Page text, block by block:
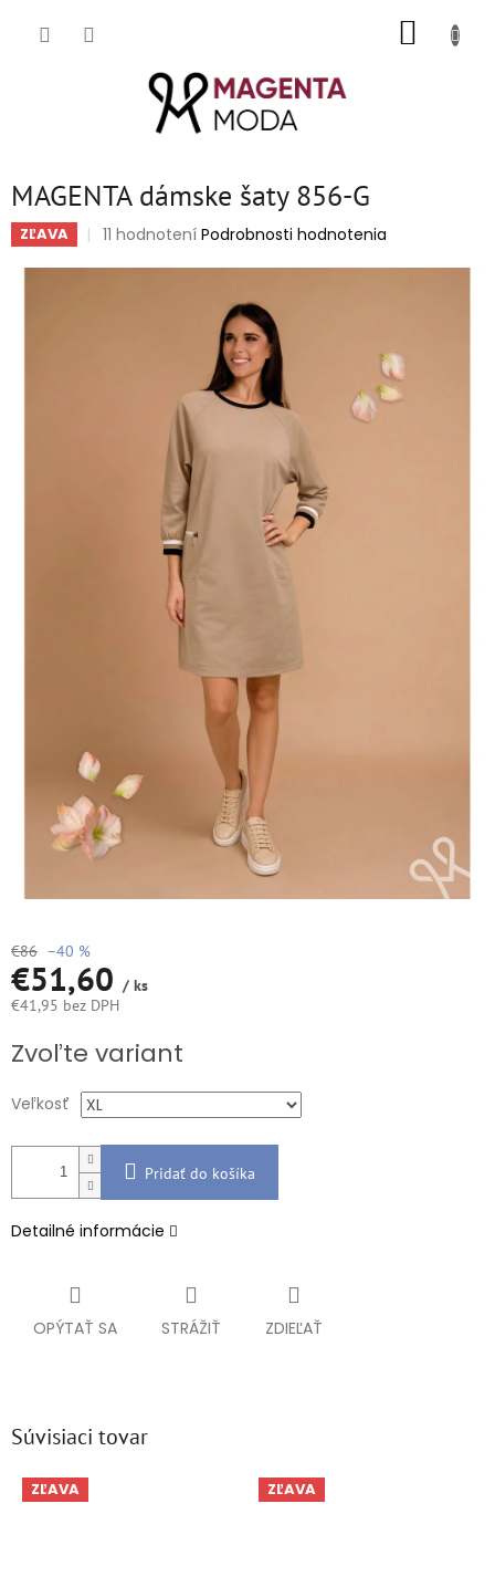
MAGENTA dámske šaty 856-G
ZĽAVA
Priemerné
produktu
11 hodnotení Podrobnosti hodnotenia
€86 –40 %
€51,60 / ks
€41,95 bez DPH
cena:
Zvoľte variant
Veľkosť
Pridať do košíka
Detailné informácie
OPÝTAŤ SA STRÁŽIŤ ZDIEĽAŤ
Súvisiaci tovar
ZĽAVA ZĽAVA